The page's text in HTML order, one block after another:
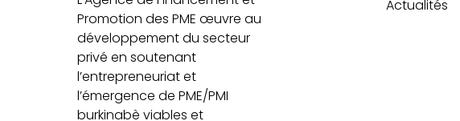
Promotion des PME œuvre au
développement du secteur
privé en soutenant
l’entrepreneuriat et
l’émergence de PME/PMI
burkinabè viables et
Actualités